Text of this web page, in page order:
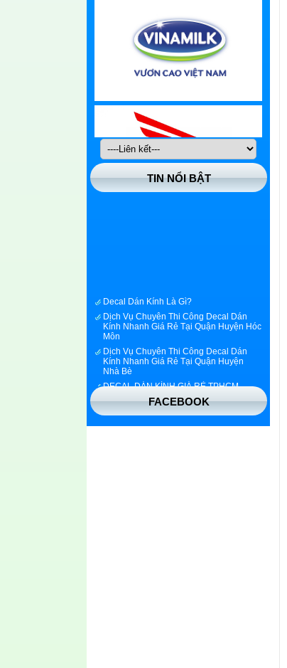
TIN NỔI BẬT
Dịch Vụ Chuyên Thi Công Decal Dán
Môn
Dịch Vụ Chuyên Thi Công Decal Dán
Nhà Bè
DECAL DÁN KÍNH GIÁ RẺ TPHCM
Decal Dán Kính Giá Rẻ quận 7
Decal dán kính quận 1
Decal dán kính bắc ninh
Decal dán kính tại bình dương
FACEBOOK